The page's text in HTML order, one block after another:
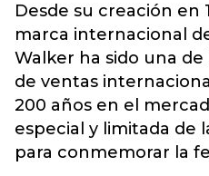
Desde su creación en
marca internacional
Walker ha sido una
de ventas
200 años en el
especial y limitada de
para conmemorar la